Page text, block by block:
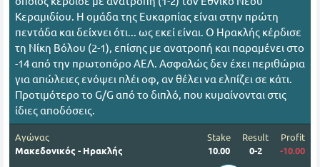
Κεραμιδίου. Η ομάδα της Ευκαρπίας είναι στην πρώτη
πεντάδα και δείχνει ότι... ως εκεί είναι. Ο Ηρακλής κέρδισε
τη Νίκη Βόλου (2-1), επίσης με ανατροπή και παραμένει στο
-14 από την πρωτοπόρο ΑΕΛ. Ασφαλώς δεν έχει περιθώρια
για απώλειες ενόψει πλέι οφ, αν θέλει να ελπίζει σε κάτι.
Προτιμότερο το G/G από το διπλό, που κυμαίνονται στις
ίδιες αποδόσεις.
Αγώνας
Μακεδονικός - Ηρακλής
Stake
10.00
Result
0-2
Profit
-10.00